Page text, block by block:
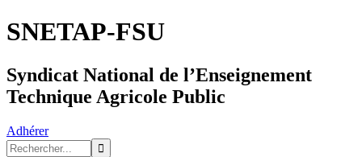
SNETAP-FSU
Syndicat National de l’Enseignement
Technique Agricole Public
Adhérer